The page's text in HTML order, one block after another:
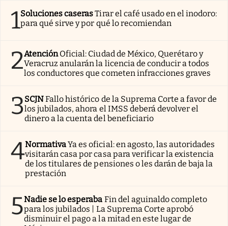
1Soluciones caserasTirar el café usado en el inodoro:
para qué sirve y por qué lo recomiendan
2AtenciónOficial: Ciudad de México, Querétaro y
Veracruz anularán la licencia de conducir a todos
los conductores que cometen infracciones graves
3SCJNFallo histórico de la Suprema Corte a favor de
los jubilados, ahora el IMSS deberá devolver el
dinero a la cuenta del beneficiario
4NormativaYa es oficial: en agosto, las autoridades
visitarán casa por casa para verificar la existencia
de los titulares de pensiones o les darán de baja la
prestación
5Nadie se lo esperaba Fin del aguinaldo completo
para los jubilados | La Suprema Corte aprobó
disminuir el pago a la mitad en este lugar de